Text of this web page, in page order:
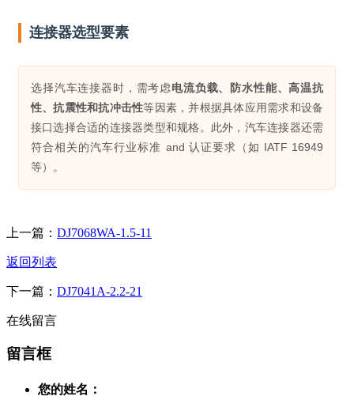
连接器选型要素
选择汽车连接器时，需考虑电流负载、防水性能、高温抗
性、抗震性和抗冲击性等因素，并根据具体应用需求和设备
接口选择合适的连接器类型和规格。此外，汽车连接器还需
符合相关的汽车行业标准 and 认证要求（如 IATF 16949
等）。
上一篇： DJ7068WA-1.5-11
返回列表
下一篇： DJ7041A-2.2-21
在线留言
留言框
您的姓名：